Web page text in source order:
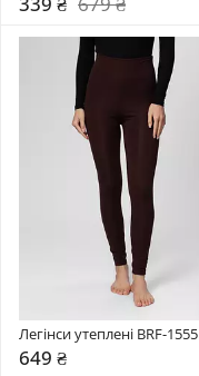
Легінси утеплені BRF-1555
649 ₴